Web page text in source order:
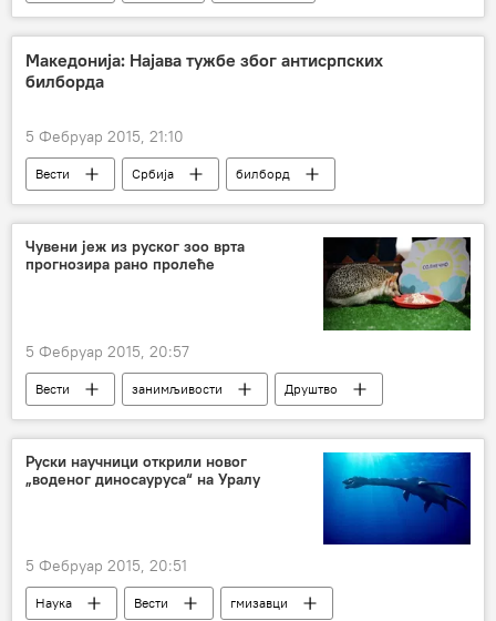
Македонија: Најава тужбе због антисрпских
билборда
5 Фебруар 2015, 21:10
Вести Србија
билборд
Ћирилица
Северна Македонија
Друштво
Чувени јеж из руског зоо врта
прогнозира рано пролеће
5 Фебруар 2015, 20:57
Вести занимљивости Друштво
Руски научници открили новог
„воденог диносауруса“ на Уралу
5 Фебруар 2015, 20:51
Наука Вести гмизавци